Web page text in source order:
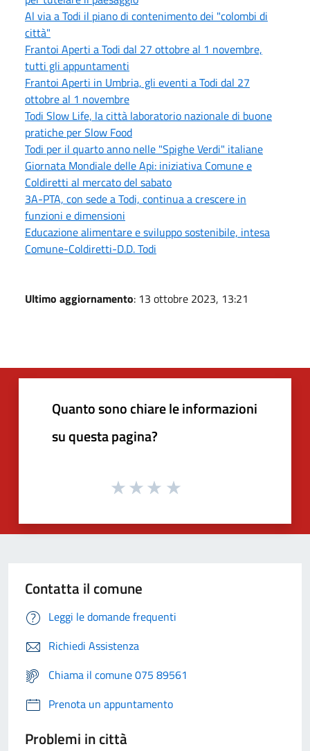
Al via a Todi il piano di contenimento dei "colombi di
città"
Frantoi Aperti a Todi dal 27 ottobre al 1 novembre,
tutti gli appuntamenti
Frantoi Aperti in Umbria, gli eventi a Todi dal 27
ottobre al 1 novembre
Todi Slow Life, la città laboratorio nazionale di buone
pratiche per Slow Food
Todi per il quarto anno nelle "Spighe Verdi" italiane
Giornata Mondiale delle Api: iniziativa Comune e
Coldiretti al mercato del sabato
3A-PTA, con sede a Todi, continua a crescere in
funzioni e dimensioni
Educazione alimentare e sviluppo sostenibile, intesa
Comune-Coldiretti-D.D. Todi
Ultimo aggiornamento: 13 ottobre 2023, 13:21
Quanto sono chiare le informazioni
su questa pagina?
Contatta il comune
Leggi le domande frequenti
Richiedi Assistenza
Chiama il comune 075 89561
Prenota un appuntamento
Problemi in città